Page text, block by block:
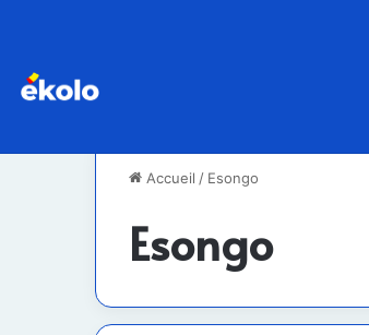
Accueil / Esongo
Esongo